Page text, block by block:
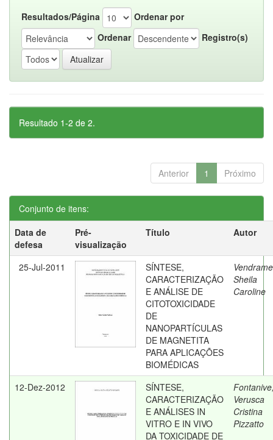
Resultados/Página
Ordenar por
Ordenar
Registro(s)
Resultado 1-2 de 2.
Anterior 1 Próximo
Conjunto de itens:
Data de
defesa
Pré-
visualização
Título Autor
25-Jul-2011
SÍNTESE,
CARACTERIZAÇÃO
E ANÁLISE DE
CITOTOXICIDADE
DE
NANOPARTÍCULAS
DE MAGNETITA
PARA APLICAÇÕES
BIOMÉDICAS
Sheila
Caroline
12-Dez-2012
SÍNTESE,
CARACTERIZAÇÃO
E ANÁLISES IN
VITRO E IN VIVO
DA TOXICIDADE DE
Verusca
Cristina
Pizzatto